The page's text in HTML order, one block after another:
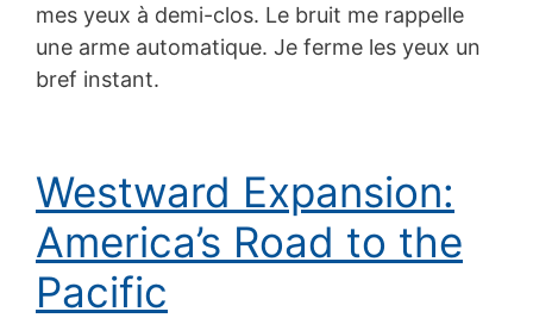
mes yeux à demi-clos. Le bruit me rappelle
une arme automatique. Je ferme les yeux un
bref instant.
Westward Expansion:
America’s Road to the
Pacific